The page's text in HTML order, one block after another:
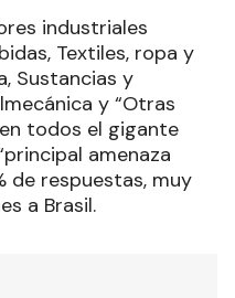
industriales
Textiles, ropa y
Sustancias y
y “Otras
todos el gigante
amenaza
de respuestas, muy
a Brasil.